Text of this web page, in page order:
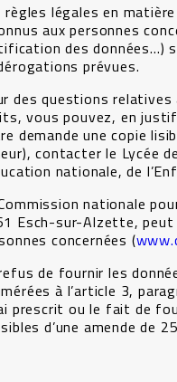
règles légales en
aux personnes
des données…)
prévues.
des questions relatives
vous pouvez, en
demande une copie
contacter le Lycée
nationale, de
nationale
Esch-sur-Alzette, peut
concernées (
de fournir les
à l’article 3,
prescrit ou le fait de
d’une amende de